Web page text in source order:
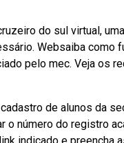
do sul virtual,
Websaiba como
pelo mec. Veja os
de alunos da
o número do registro